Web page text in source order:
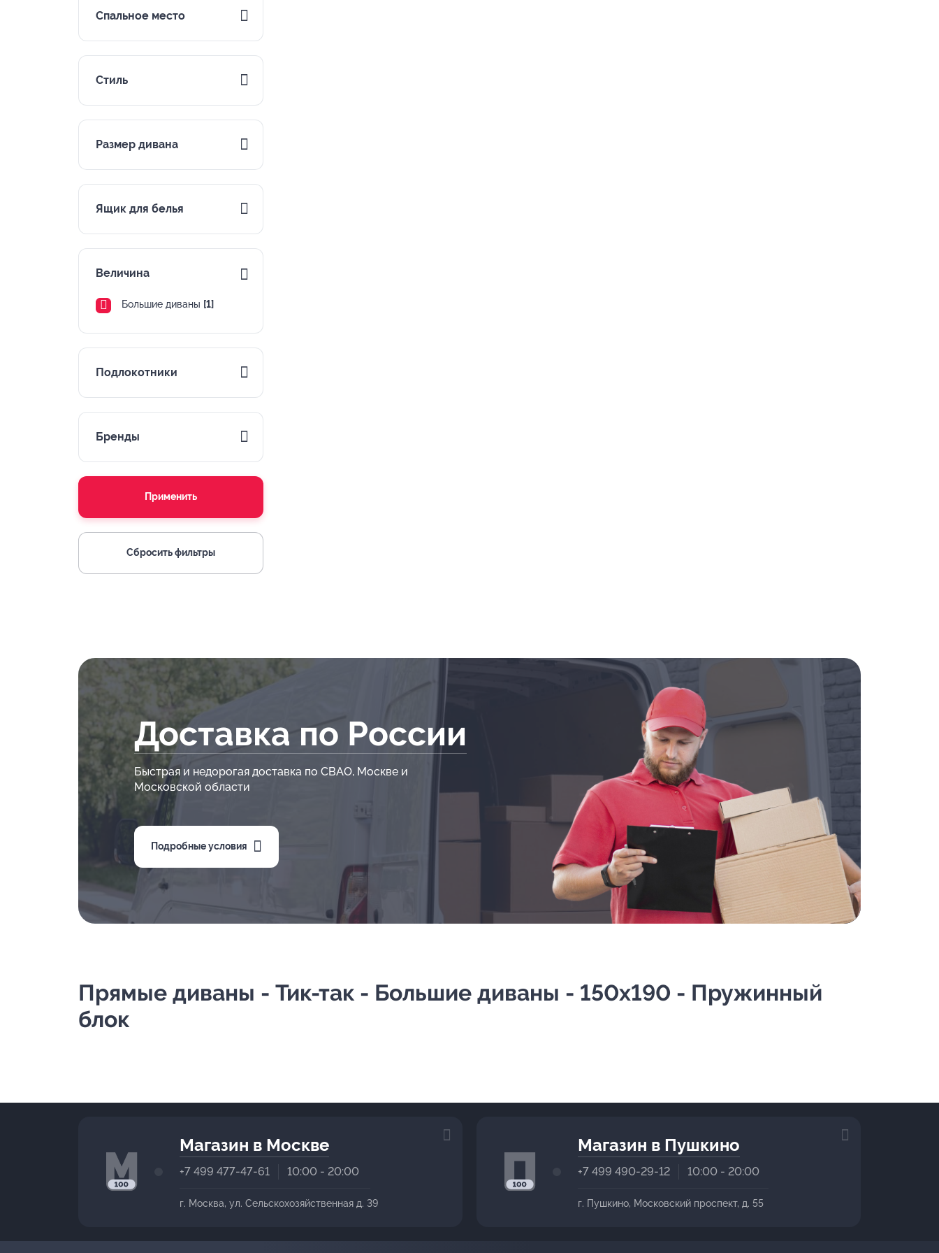
Спальное место
Стиль
Размер дивана
Ящик для белья
Величина
Большие диваны [1]
Подлокотники
Бренды
Применить
Сбросить фильтры
Доставка по России
Быстрая и недорогая доставка по СВАО, Москве и
Московской области
Подробные условия
Прямые диваны - Тик-так - Большие диваны - 150х190 - Пружинный
блок
Магазин в Москве
+7 499 477-47-61 10:00 - 20:00
г. Москва, ул. Сельскохозяйственная д. 39
Магазин в Пушкино
+7 499 490-29-12 10:00 - 20:00
г. Пушкино, Московский проспект, д. 55